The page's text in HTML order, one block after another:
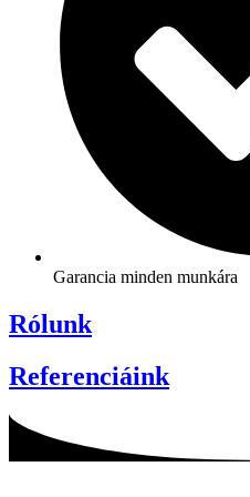
Garancia minden munkára
Rólunk
Referenciáink